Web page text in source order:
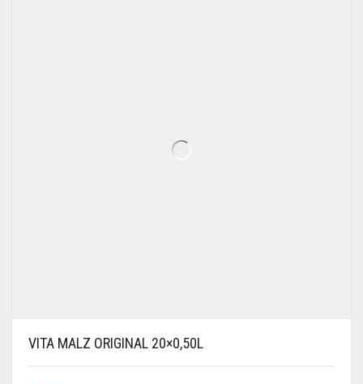
VITA MALZ ORIGINAL 20×0,50L